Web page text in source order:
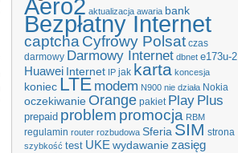
Aero2 aktualizacja awaria bank
Bezpłatny Internet
captcha Cyfrowy Polsat czas
darmowy Darmowy Internet dbnet e173u-2
Huawei Internet IP jak karta koncesja
koniec LTE modem N900 nie działa Nokia
oczekiwanie Orange pakiet Play Plus
prepaid problem promocja RBM
regulamin router rozbudowa Sferia SIM strona
szybkość test UKE wydawaniezasięg